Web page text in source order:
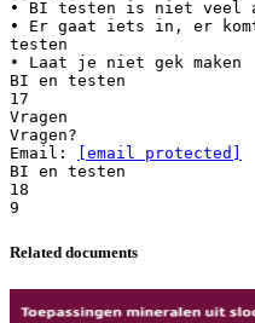
• BI testen is niet veel
• Er gaat iets in, er
testen
• Laat je niet gek maken
BI en testen
17
Vragen
Vragen?
Email:
[email protected]
BI en testen
18
Related documents